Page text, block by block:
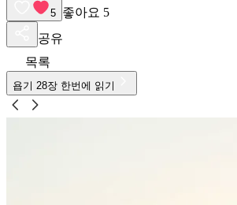
5 좋아요 5
공유
목록
욥기 28장 한번에 읽기